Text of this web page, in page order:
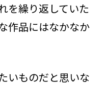
を繰り返していた
作品にはなかなか
いものだと思いな